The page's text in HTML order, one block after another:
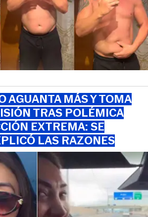
AGUANTA MÁS Y TOMA
TRAS POLÉMICA
EXTREMA: SE
LAS RAZONES